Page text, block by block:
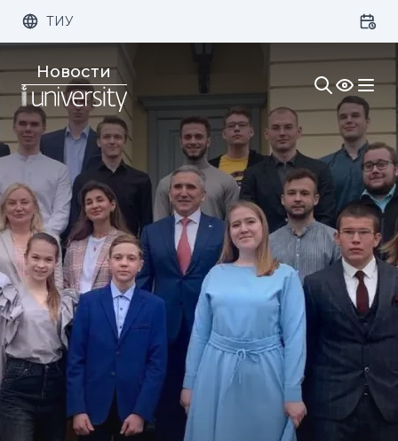
Размер шрифта: Цвет:
Изображения:
Озвучивание:
ТИУ
Новости